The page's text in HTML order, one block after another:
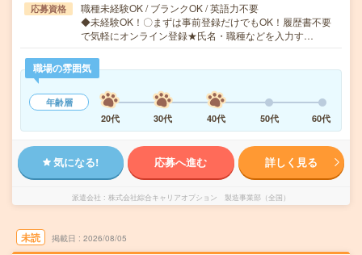
応募資格
職種未経験OK / ブランクOK / 英語力不要
◆未経験OK！〇まずは事前登録だけでもOK！履歴書不要
で気軽にオンライン登録★氏名・職種などを入力す…
職場の雰囲気
年齢層
20代
30代 40代 50代 60代
気になる! 応募へ進む 詳しく見る
派遣会社 株式会社綜合キャリアオプション 製造事業部（全国）
未読 掲載日 2026/08/05